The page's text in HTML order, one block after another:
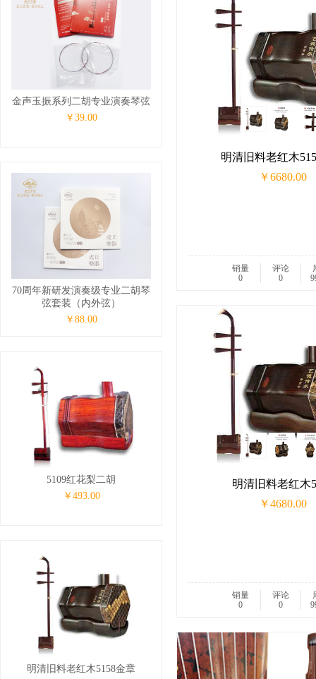
明清旧料老红木
￥6680.00
销量
0
评论
0
明清旧料老红木
￥4680.00
销量
0
评论
0
金声玉振系列二胡专业演奏琴弦
￥39.00
70周年新研发演奏级专业二胡琴
弦套装（内外弦）
￥88.00
5109红花梨二胡
￥493.00
明清旧料老红木5158金章